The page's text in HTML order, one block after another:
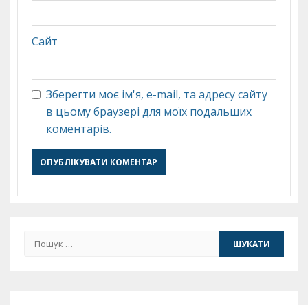
Сайт
Зберегти моє ім'я, e-mail, та адресу сайту
в цьому браузері для моїх подальших
коментарів.
Пошук: